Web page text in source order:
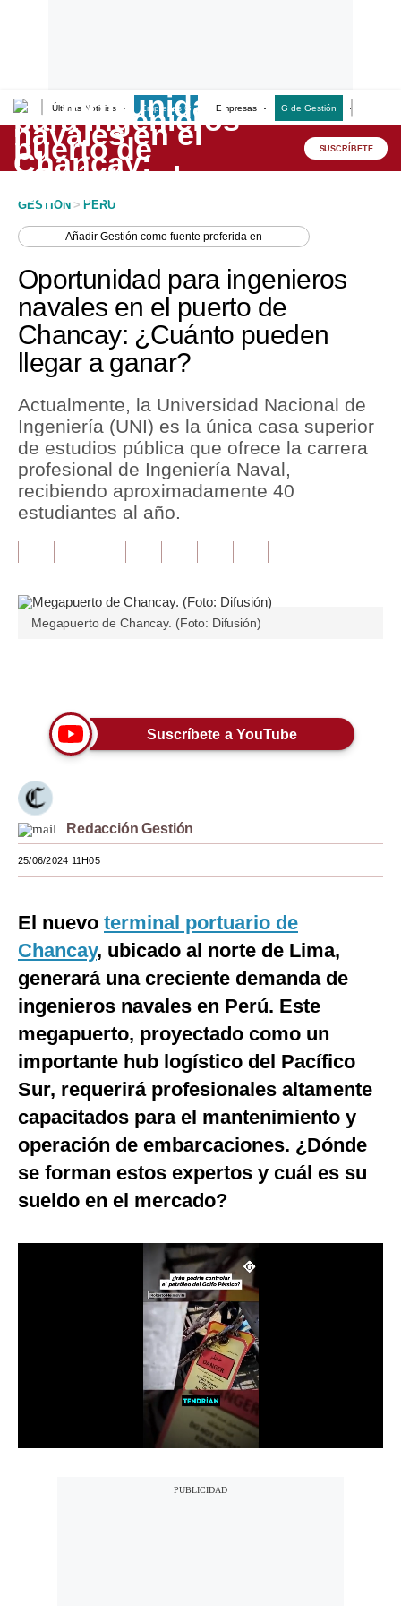
Últimas Noticias Empresas G Empresas G de Gestión
Lo último
Peru Quiosco
Economía
Mercados
Perú
Política
Tu Dinero
Finanzas Personales
Inmobiliarias
Plus G
Editorial
Tendencias
Lujo
Viajes
Moda
Estilos
México
España
Internacional
Tecnología
Club del Suscriptor
Mix
gestion.pe
SUSCRÍBETE
GESTION > PERU
AñadirGestión como fuente preferida en
Oportunidad para ingenieros
navales en el puerto de
Chancay: ¿Cuánto pueden
llegar a ganar?
Actualmente, la Universidad Nacional de
Ingeniería (UNI) es la única casa superior
de estudios pública que ofrece la carrera
profesional de Ingeniería Naval,
recibiendo aproximadamente 40
estudiantes al año.
Megapuerto de Chancay. (Foto: Difusión)
Suscríbete a YouTube
Redacción Gestión
25/06/2024 11H05
El nuevo terminal portuario de
Chancay, ubicado al norte de Lima,
generará una creciente demanda de
ingenieros navales en Perú. Este
megapuerto, proyectado como un
importante hub logístico del Pacífico
Sur, requerirá profesionales altamente
capacitados para el mantenimiento y
operación de embarcaciones. ¿Dónde
se forman estos expertos y cuál es su
sueldo en el mercado?